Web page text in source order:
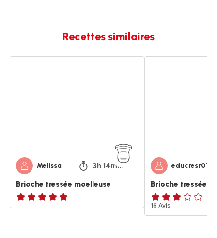
Recettes similaires
Melissa 3h 14min
Brioche tressée moelleuse
ratings.NaN
educrest01
Brioche tressée
ratings.3.1
16 Avis